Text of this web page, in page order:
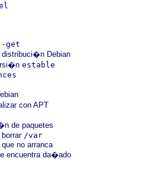
get
Debian
estable
con APT
de paquetes
/var
no arranca
encuentra da�ado